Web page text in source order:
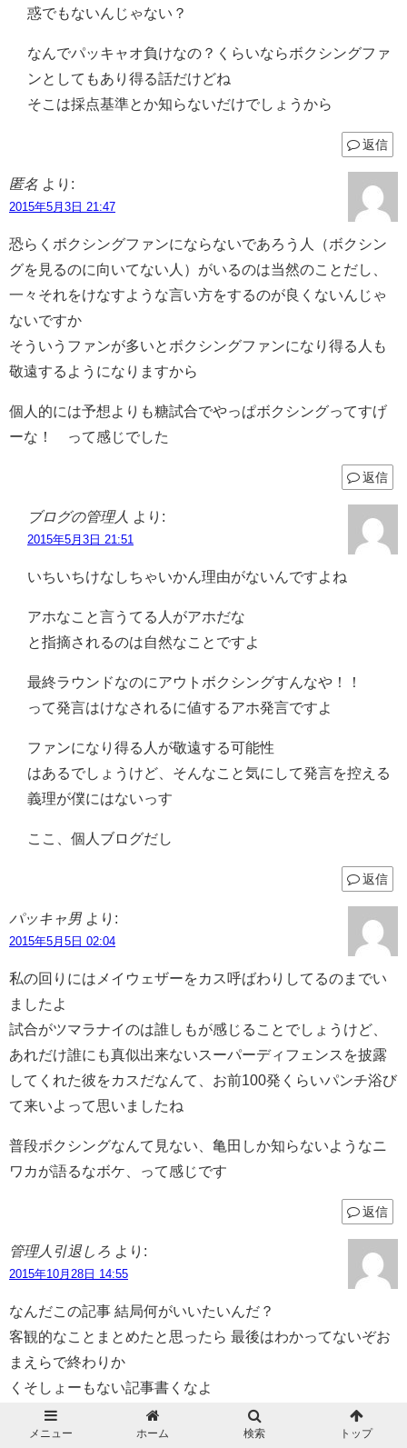
惑でもないんじゃない？
なんでパッキャオ負けなの？くらいならボクシングファ
ンとしてもあり得る話だけどね
そこは採点基準とか知らないだけでしょうから
返信
匿名 より:
2015年5月3日 21:47
恐らくボクシングファンにならないであろう人（ボクシン
グを見るのに向いてない人）がいるのは当然のことだし、
一々それをけなすような言い方をするのが良くないんじゃ
ないですか
そういうファンが多いとボクシングファンになり得る人も
敬遠するようになりますから
個人的には予想よりも糖試合でやっぱボクシングってすげ
ーな！ って感じでした
返信
ブログの管理人 より:
2015年5月3日 21:51
いちいちけなしちゃいかん理由がないんですよね
アホなこと言うてる人がアホだな
と指摘されるのは自然なことですよ
最終ラウンドなのにアウトボクシングすんなや！！
って発言はけなされるに値するアホ発言ですよ
ファンになり得る人が敬遠する可能性
はあるでしょうけど、そんなこと気にして発言を控える
義理が僕にはないっす
ここ、個人ブログだし
返信
パッキャ男 より:
2015年5月5日 02:04
私の回りにはメイウェザーをカス呼ばわりしてるのまでい
ましたよ
試合がツマラナイのは誰しもが感じることでしょうけど、
あれだけ誰にも真似出来ないスーパーディフェンスを披露
してくれた彼をカスだなんて、お前100発くらいパンチ浴び
て来いよって思いましたね
普段ボクシングなんて見ない、亀田しか知らないようなニ
ワカが語るなボケ、って感じです
返信
管理人引退しろ より:
2015年10月28日 14:55
なんだこの記事 結局何がいいたいんだ？
客観的なことまとめたと思ったら 最後はわかってないぞお
まえらで終わりか
くそしょーもない記事書くなよ
返信
メニュー ホーム 検索 トップ